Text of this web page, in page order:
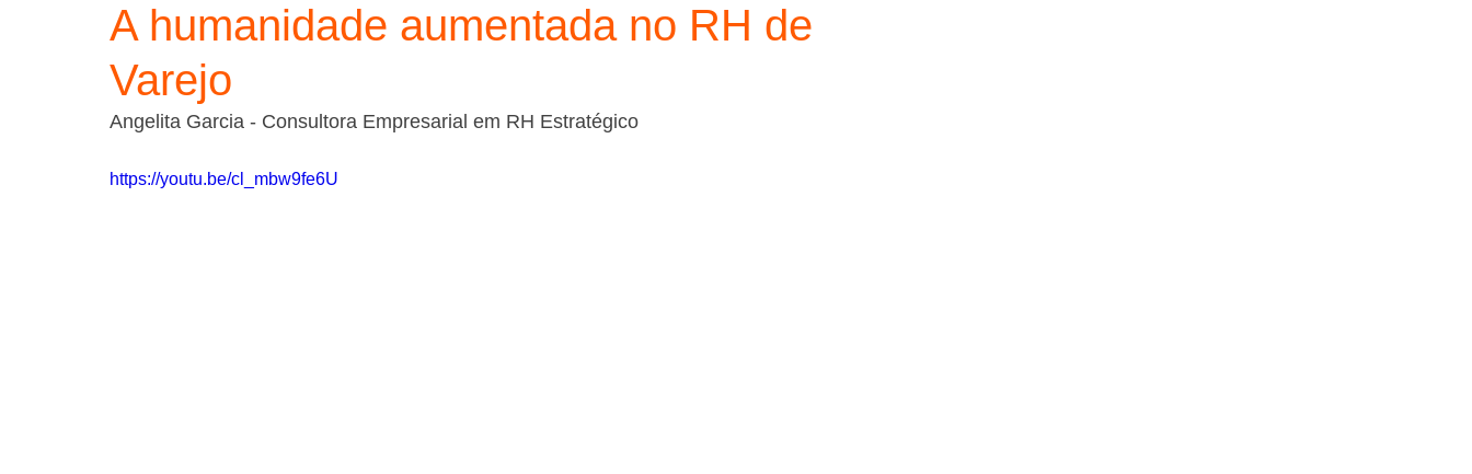
A humanidade aumentada no RH de
Varejo
Angelita Garcia - Consultora Empresarial em RH Estratégico
https://youtu.be/cl_mbw9fe6U